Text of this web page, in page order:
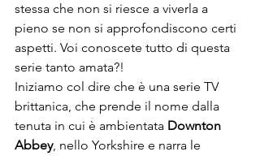
stessa che non si riesce a viverla a
pieno se non si approfondiscono certi
aspetti. Voi conoscete tutto di questa
serie tanto amata?!
Iniziamo col dire che è una serie TV
brittanica, che prende il nome dalla
tenuta in cui è ambientata Downton
Abbey, nello Yorkshire e narra le